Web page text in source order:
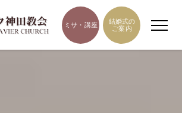
ミサ・講座
結婚式の
ご案内